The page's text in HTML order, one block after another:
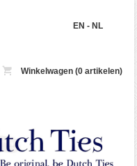
EN - NL
Winkelwagen (0 artikelen)